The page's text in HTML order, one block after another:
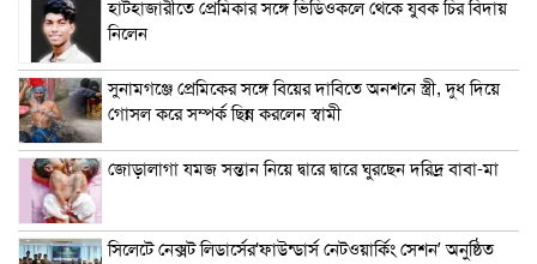
হাটহাজারীতে প্রেমিকার সঙ্গে ভিডিওকলে থেকে যুবক চির বিদায়
নিলেন
সুনামগঞ্জে প্রেমিকের সঙ্গে বিয়ের দাবিতে অনশনে স্ত্রী, দুধ দিয়ে
গোসল করে সম্পর্ক ছিন্ন করলেন স্বামী
জোড়ালাগা যমজ সন্তান নিয়ে দ্বারে দ্বারে ঘুরছেন দরিদ্র বাবা-মা
সিলেটে নেক্সট লিডার্সের‘ফাউন্ডার্স নেটওয়ার্কিং সেশন’ অনুষ্ঠিত